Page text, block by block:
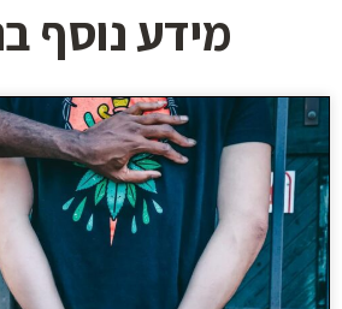
מידע נוסף